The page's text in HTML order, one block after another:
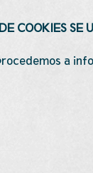
COOKIES
a